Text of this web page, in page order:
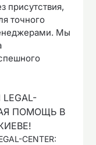
присутствия,
точного
Мы
CENTER: